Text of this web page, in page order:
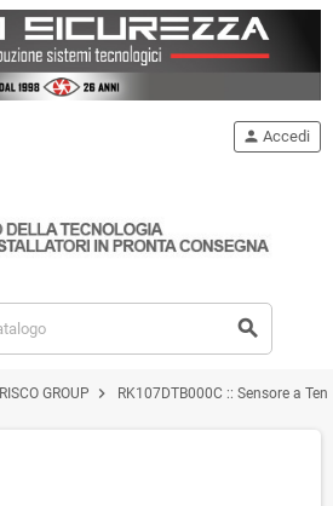
search
person Accedi
RISCO GROUP chevron_right RK107DTB000C :: Sensore a